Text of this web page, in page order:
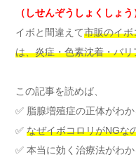
（しせんぞうしょくしょう
イボと間違えて市販のイボ
は、炎症・色素沈着・バ
この記事を読めば、
✅ 脂腺増殖症の正体がわか
✅ なぜイボコロリがNGな
✅ 本当に効く治療法がわか